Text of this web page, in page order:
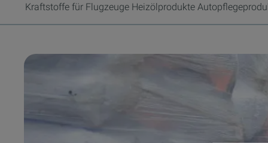
Kraftstoffe für Flugzeuge Heizölprodukte